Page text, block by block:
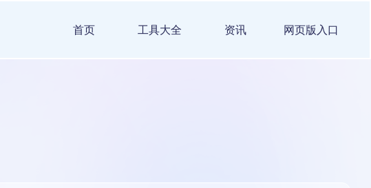
首页 工具大全 资讯 网页版入口